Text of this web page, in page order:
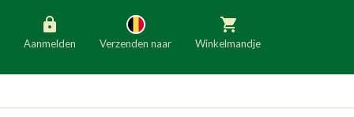
Aanmelden Verzenden naar Winkelmandje